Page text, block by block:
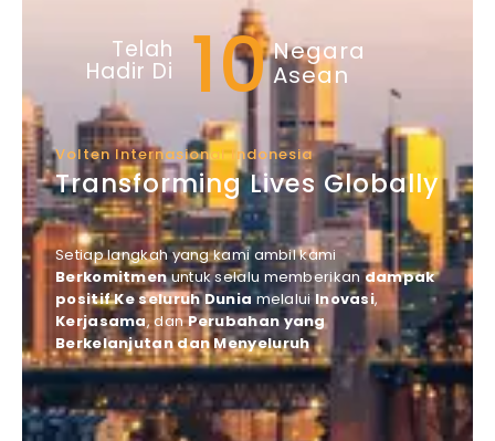
Telah
Hadir Di 10Negara
Asean
Volten Internasional Indonesia
Transforming Lives Globally
Setiap langkah yang kami ambil kami
Berkomitmenuntuk selalu memberikandampak
positif Ke seluruh DuniamelaluiInovasi,
Kerjasama, danPerubahan yang
Berkelanjutan dan Menyeluruh